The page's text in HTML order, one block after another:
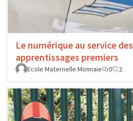
Le numérique au service des
apprentissages premiers
Ecole Maternelle Monnaie
0 2